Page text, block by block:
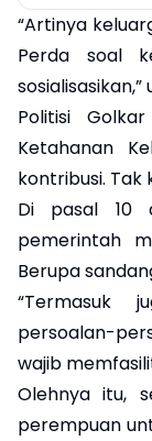
“Artinya
Perda soal
sosialisasikan,”
Politisi
Ketahanan
kontribusi. Tak
Di pasal 10
pemerintah
Berupa
“Termasuk
persoalan-
wajib
Olehnya itu,
perempuan